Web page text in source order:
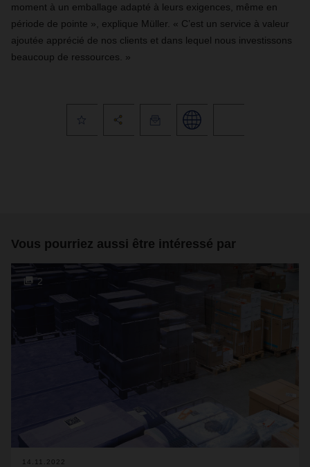
moment à un emballage adapté à leurs exigences, même en
période de pointe », explique Müller. « C’est un service à valeur
ajoutée apprécié de nos clients et dans lequel nous investissons
beaucoup de ressources. »
Vous pourriez aussi être intéressé par
2
14.11.2022